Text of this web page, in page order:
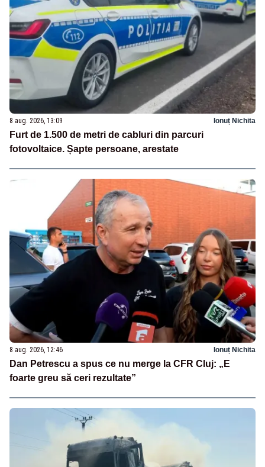
8 aug. 2026, 13:09 Ionuț Nichita
Furt de 1.500 de metri de cabluri din parcuri
fotovoltaice. Șapte persoane, arestate
8 aug. 2026, 12:46 Ionuț Nichita
Dan Petrescu a spus ce nu merge la CFR Cluj: „E
foarte greu să ceri rezultate”